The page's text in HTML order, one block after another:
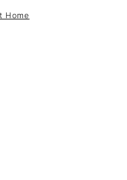
Home